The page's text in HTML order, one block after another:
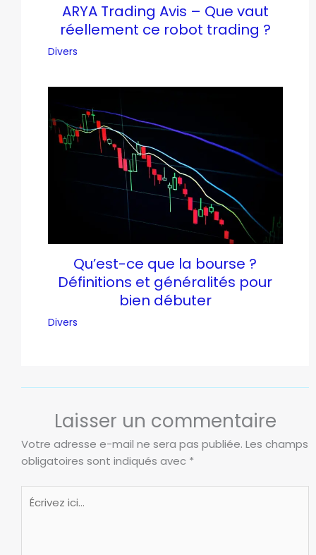
ARYA Trading Avis – Que vaut
réellement ce robot trading ?
Divers
Qu’est-ce que la bourse ?
Définitions et généralités pour
bien débuter
Divers
Laisser un commentaire
Votre adresse e-mail ne sera pas publiée. Les champs
obligatoires sont indiqués avec *
ici…